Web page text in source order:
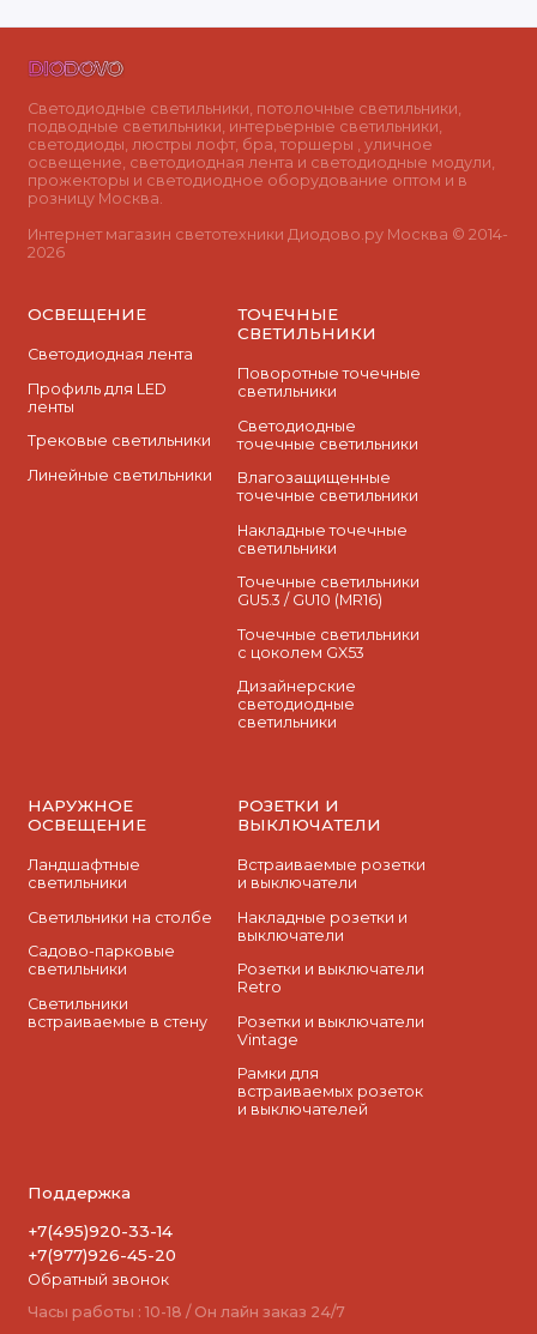
Светодиодные светильники, потолочные светильники,
подводные светильники, интерьерные светильники,
светодиоды, люстры лофт, бра, торшеры , уличное
освещение, светодиодная лента и светодиодные модули,
прожекторы и светодиодное оборудование оптом и в
розницу Москва.
Интернет магазин светотехники Диодово.ру Москва © 2014-
2026
ОСВЕЩЕНИЕ
Светодиодная лента
Профиль для LED
ленты
Трековые светильники
Линейные светильники
ТОЧЕЧНЫЕ
СВЕТИЛЬНИКИ
Поворотные точечные
светильники
Cветодиодные
точечные светильники
Влагозащищенные
точечные светильники
Накладные точечные
светильники
Точечные светильники
GU5.3 / GU10 (MR16)
Точечные светильники
с цоколем GX53
Дизайнерские
светодиодные
светильники
НАРУЖНОЕ
ОСВЕЩЕНИЕ
Ландшафтные
светильники
Светильники на столбе
Садово-парковые
светильники
Светильники
встраиваемые в стену
РОЗЕТКИ И
ВЫКЛЮЧАТЕЛИ
Встраиваемые розетки
и выключатели
Накладные розетки и
выключатели
Розетки и выключатели
Retro
Розетки и выключатели
Vintage
Рамки для
встраиваемых розеток
и выключателей
Поддержка
+7(495)920-33-14
+7(977)926-45-20
Обратный звонок
Часы работы : 10-18 / Он лайн заказ 24/7